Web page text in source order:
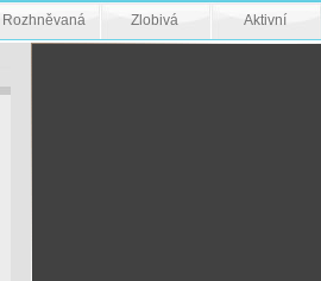
Rozhněvaná Zlobivá Aktivní